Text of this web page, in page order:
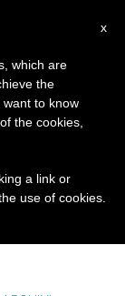
a
x
which are
the
to know
the cookies,
a link or
use of cookies.